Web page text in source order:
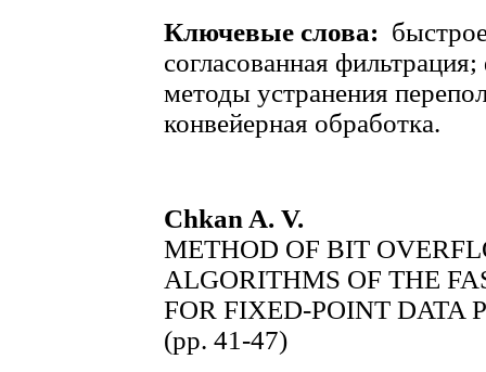
Ключевые слова:
согласованная
методы устранения
конвейерная обработка.
Chkan A. V.
METHOD OF BIT
ALGORITHMS OF THE
FOR FIXED-POINT DATA
(pp. 41-47)